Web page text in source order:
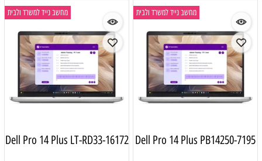
מחשב נייד למשרד ולבית
Dell Pro 14 Plus PB14250-7195
מחשב נייד למשרד ולבית
Dell Pro 14 Plus LT-RD33-16172